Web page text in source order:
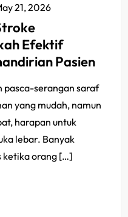
21, 2026
Efektif
Pasien
pasca-serangan saraf
yang mudah, namun
harapan untuk
lebar. Banyak
ketika orang […]